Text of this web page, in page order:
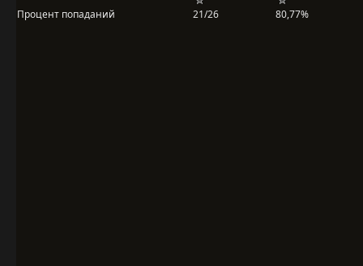
Процент попаданий
21/26 80,77%